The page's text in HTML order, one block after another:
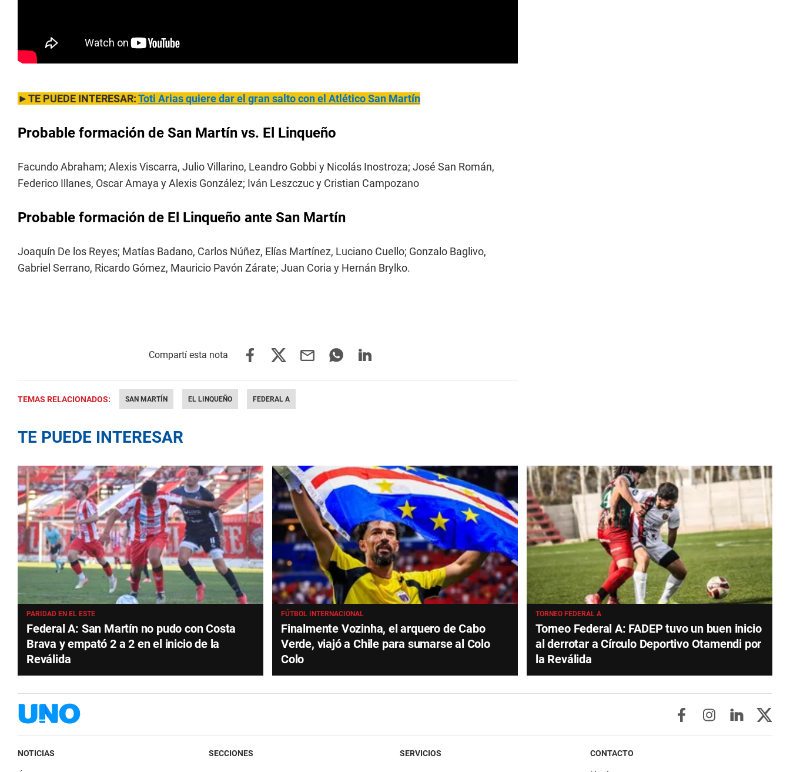
►TE PUEDE INTERESAR:Toti Arias quiere dar el gran salto con el Atlético San Martín
Probable formación de San Martín vs. El Linqueño
Facundo Abraham; Alexis Viscarra, Julio Villarino, Leandro Gobbi y Nicolás Inostroza; José San Román,
Federico Illanes, Oscar Amaya y Alexis González; Iván Leszczuc y Cristian Campozano
Probable formación de El Linqueño ante San Martín
Joaquín De los Reyes; Matías Badano, Carlos Núñez, Elías Martínez, Luciano Cuello; Gonzalo Baglivo,
Gabriel Serrano, Ricardo Gómez, Mauricio Pavón Zárate; Juan Coria y Hernán Brylko.
TEMAS RELACIONADOS: SAN MARTÍN EL LINQUEÑO FEDERAL A
TE PUEDE INTERESAR
PARIDAD EN EL ESTE
Federal A: San Martín no pudo con Costa
Brava y empató 2 a 2 en el inicio de la
Reválida
FÚTBOL INTERNACIONAL
Finalmente Vozinha, el arquero de Cabo
Verde, viajó a Chile para sumarse al Colo
Colo
TORNEO FEDERAL A
Torneo Federal A: FADEP tuvo un buen inicio
al derrotar a Círculo Deportivo Otamendi por
la Reválida
NOTICIAS SECCIONES SERVICIOS CONTACTO